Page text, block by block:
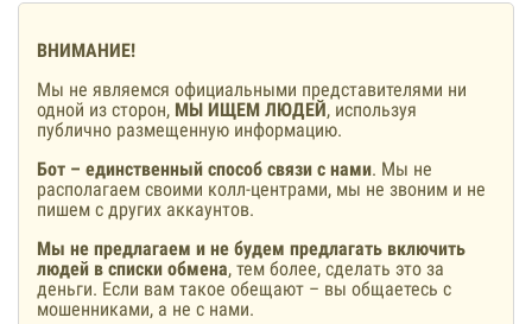
ВНИМАНИЕ!
Мы не являемся официальными представителями ни
одной из сторон, МЫ ИЩЕМ ЛЮДЕЙ, используя
публично размещенную информацию.
Бот – единственный способ связи с нами. Мы не
располагаем своими колл-центрами, мы не звоним и не
пишем с других аккаунтов.
Мы не предлагаем и не будем предлагать включить
людей в списки обмена, тем более, сделать это за
деньги. Если вам такое обещают – вы общаетесь с
мошенниками, а не с нами.